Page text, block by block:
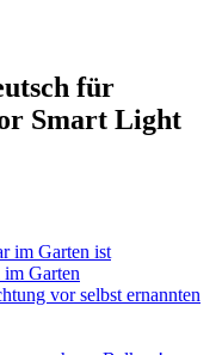
für
Smart Light
im Garten ist
Garten
vor selbst ernannten